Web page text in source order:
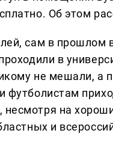
Об этом
сам в прошлом
в
не мешали, а
футболистам
на
и